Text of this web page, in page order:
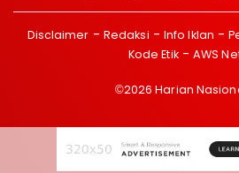
Disclaimer Redaksi Info Iklan
Kode Etik
AWS
©2026 Harian